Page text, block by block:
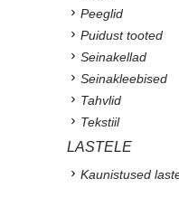
Peeglid
Puidust tooted
Seinakellad
Seinakleebised
Tahvlid
Tekstiil
LASTELE
Kaunistused